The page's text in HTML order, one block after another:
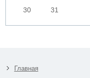
30
31
Главная